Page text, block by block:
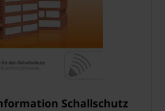
Schallschutz